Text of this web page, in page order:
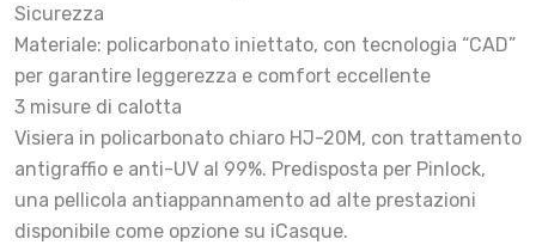
Sicurezza
Materiale: policarbonato iniettato, con tecnologia “CAD”
per garantire leggerezza e comfort eccellente
3 misure di calotta
Visiera in policarbonato chiaro HJ-20M, con trattamento
antigraffio e anti-UV al 99%. Predisposta per Pinlock,
una pellicola antiappannamento ad alte prestazioni
disponibile come opzione su iCasque.